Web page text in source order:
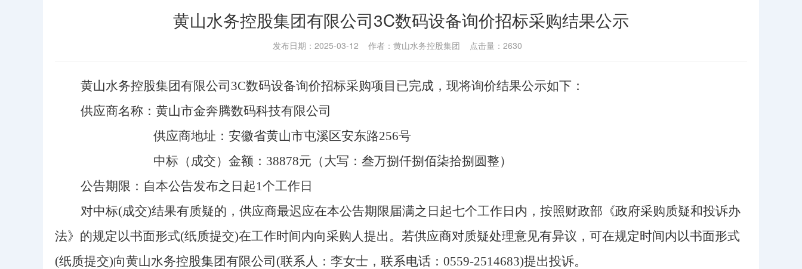
黄山水务控股集团有限公司3C数码设备询价招标采购结果公示
发布日期：2025-03-12 作者：黄山水务控股集团 点击量：2630
黄山水务控股集团有限公司 3C数码设备询价招标采购项目已完成，现将询价结果公示如下：
供应商名称 ： 黄山市金奔腾数码科技有限公司
供应商地址：安徽省黄山市屯溪区安东路256号
中标 （成交） 金额 ： 38878元（大写： 叁万捌仟捌佰柒拾捌圆整）
公告期限：自本公告发布之日起1个工作日
对中标(成交)结果有质疑的，供应商最迟应在本公告期限届满之日起七个工作日内，按照财政部 《政府采购质疑和投诉办
法》 的规定以书面形式(纸质提交)在工作时间内向采购人提出 。 若供应商对质疑处理意见有异议，可在规定时间内以书面形式
(纸质提交)向黄山水务控股集团有限公司(联系人：李女士，联系电话：0559-2514683)提出投诉。